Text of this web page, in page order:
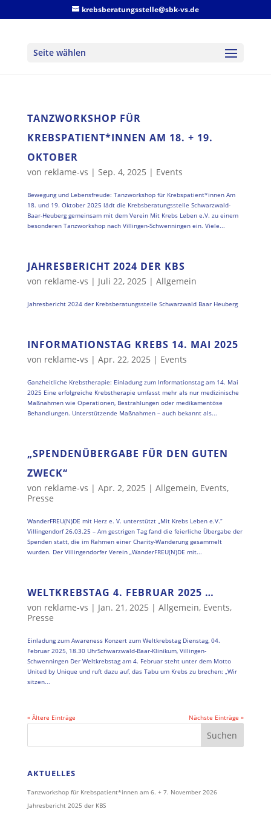
krebsberatungsstelle@sbk-vs.de
Seite wählen
TANZWORKSHOP FÜR
KREBSPATIENT*INNEN AM 18. + 19.
OKTOBER
von reklame-vs | Sep. 4, 2025 | Events
Bewegung und Lebensfreude: Tanzworkshop für Krebspatient*innen Am
18. und 19. Oktober 2025 lädt die Krebsberatungsstelle Schwarzwald-
Baar-Heuberg gemeinsam mit dem Verein Mit Krebs Leben e.V. zu einem
besonderen Tanzworkshop nach Villingen-Schwenningen ein. Viele...
JAHRESBERICHT 2024 DER KBS
von reklame-vs | Juli 22, 2025 | Allgemein
Jahresbericht 2024 der Krebsberatungsstelle Schwarzwald Baar Heuberg
INFORMATIONSTAG KREBS 14. MAI 2025
von reklame-vs | Apr. 22, 2025 | Events
Ganzheitliche Krebstherapie: Einladung zum Informationstag am 14. Mai
2025 Eine erfolgreiche Krebstherapie umfasst mehr als nur medizinische
Maßnahmen wie Operationen, Bestrahlungen oder medikamentöse
Behandlungen. Unterstützende Maßnahmen – auch bekannt als...
„SPENDENÜBERGABE FÜR DEN GUTEN
ZWECK“
von reklame-vs | Apr. 2, 2025 | Allgemein, Events,
Presse
WanderFREU(N)DE mit Herz e. V. unterstützt „Mit Krebs Leben e.V.“
Villingendorf 26.03.25 – Am gestrigen Tag fand die feierliche Übergabe der
Spenden statt, die im Rahmen einer Charity-Wanderung gesammelt
wurden. Der Villingendorfer Verein „WanderFREU(N)DE mit...
WELTKREBSTAG 4. FEBRUAR 2025 …
von reklame-vs | Jan. 21, 2025 | Allgemein, Events,
Presse
Einladung zum Awareness Konzert zum Weltkrebstag Dienstag, 04.
Februar 2025, 18.30 UhrSchwarzwald-Baar-Klinikum, Villingen-
Schwenningen Der Weltkrebstag am 4. Februar steht unter dem Motto
United by Unique und ruft dazu auf, das Tabu um Krebs zu brechen: „Wir
sitzen...
« Ältere Einträge Nächste Einträge »
AKTUELLES
Tanzworkshop für Krebspatient*innen am 6. + 7. November 2026
Jahresbericht 2025 der KBS